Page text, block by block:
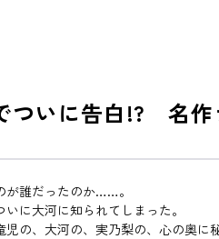
ついに告白!? 名作
が誰だったのか……。
に大河に知られてしまった。
の、大河の、実乃梨の、心の奥に